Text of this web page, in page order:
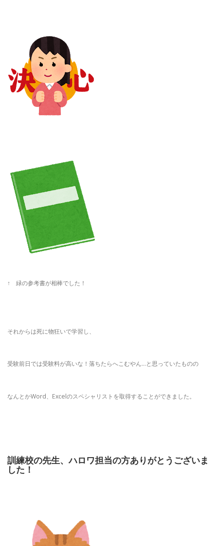
↑ 緑の参考書が相棒でした！
それからは死に物狂いで学習し、
受験前日では受験料が高いな！落ちたらへこむやん…と思っていたものの
なんとかWord、Excelのスペシャリストを取得することができました。
訓練校の先生、ハロワ担当の方ありがとうございま
した！